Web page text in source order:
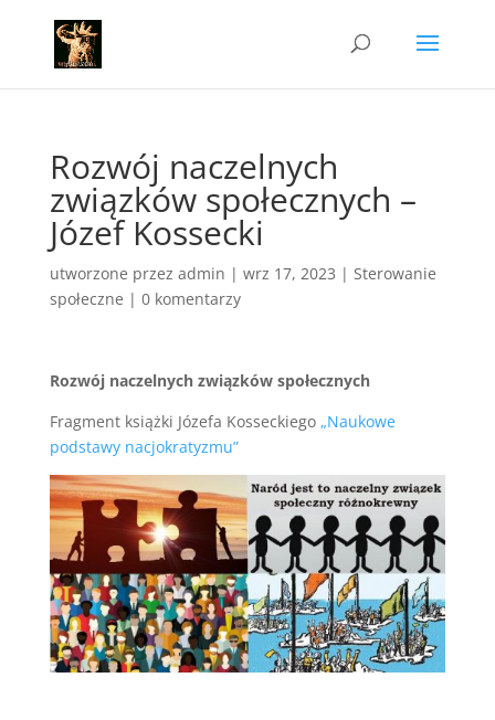
Rozwój naczelnych
związków społecznych –
Józef Kossecki
utworzone przez admin | wrz 17, 2023 | Sterowanie
społeczne | 0 komentarzy
Rozwój naczelnych związków społecznych
Fragment książki Józefa Kosseckiego „Naukowe
podstawy nacjokratyzmu”